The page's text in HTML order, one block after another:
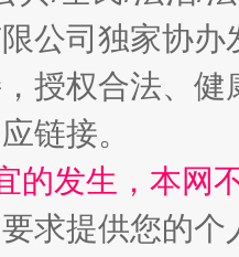
无期
公司独家协
授权合法、
链接。
的发生，本网
求提供您的个